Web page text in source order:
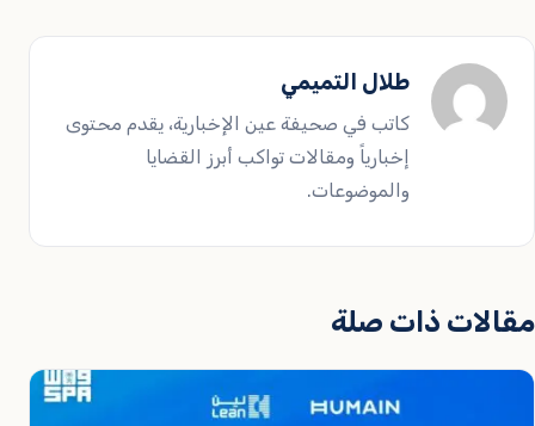
طلال التميمي
كاتب في صحيفة عين الإخبارية، يقدم محتوى
إخبارياً ومقالات تواكب أبرز القضايا
والموضوعات.
مقالات ذات صلة